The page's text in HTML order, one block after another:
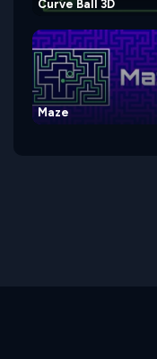
Curve Ball 3D
Maze